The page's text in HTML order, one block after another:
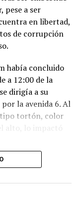
a ser
en libertad,
de corrupción
había concluido
a 12:00 de la
dirigía a su
la avenida 6. Al
tortón, color
alto, lo impactó
de
del Modelogar
la colonia Centro,